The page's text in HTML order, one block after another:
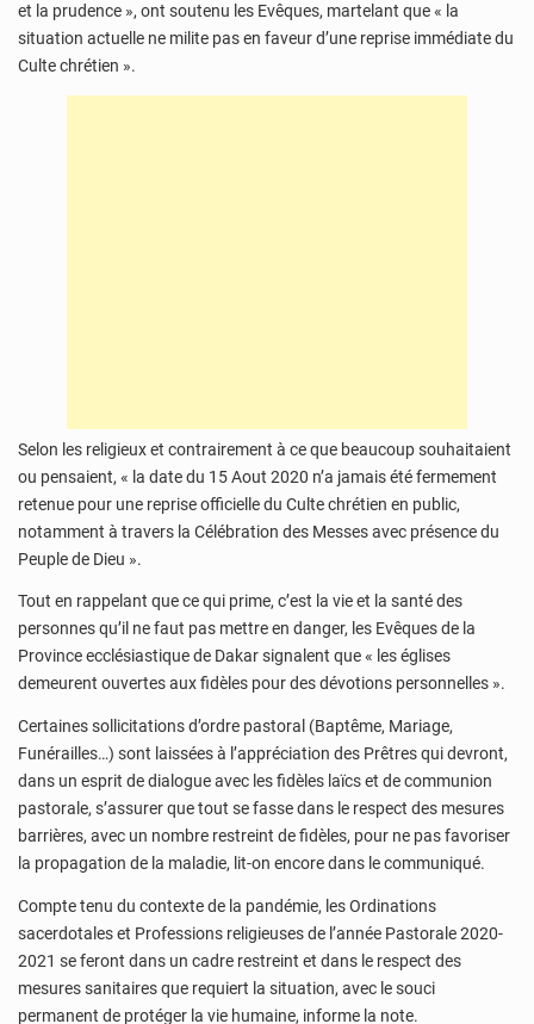
et la prudence », ont soutenu les Evêques, martelant que « la
situation actuelle ne milite pas en faveur d’une reprise immédiate du
Culte chrétien ».
Selon les religieux et contrairement à ce que beaucoup souhaitaient
ou pensaient, « la date du 15 Aout 2020 n’a jamais été fermement
retenue pour une reprise officielle du Culte chrétien en public,
notamment à travers la Célébration des Messes avec présence du
Peuple de Dieu ».
Tout en rappelant que ce qui prime, c’est la vie et la santé des
personnes qu’il ne faut pas mettre en danger, les Evêques de la
Province ecclésiastique de Dakar signalent que « les églises
demeurent ouvertes aux fidèles pour des dévotions personnelles ».
Certaines sollicitations d’ordre pastoral (Baptême, Mariage,
Funérailles…) sont laissées à l’appréciation des Prêtres qui devront,
dans un esprit de dialogue avec les fidèles laïcs et de communion
pastorale, s’assurer que tout se fasse dans le respect des mesures
barrières, avec un nombre restreint de fidèles, pour ne pas favoriser
la propagation de la maladie, lit-on encore dans le communiqué.
Compte tenu du contexte de la pandémie, les Ordinations
sacerdotales et Professions religieuses de l’année Pastorale 2020-
2021 se feront dans un cadre restreint et dans le respect des
mesures sanitaires que requiert la situation, avec le souci
permanent de protéger la vie humaine, informe la note.